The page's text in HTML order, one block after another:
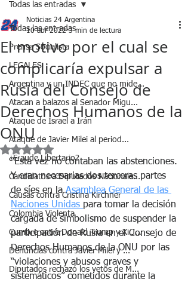
Todas las entradas
Prensa Socialista
LEGALES
Argentina y un INDEC que no mide...
Atacan a balazos al Senador Migu...
Ataque de Israel a Irán
Ataque de Javier Milei al period...
¿Fraude Libertario?
Candidatos a Diputados Nacionale...
Causas contra Cristina Kirchner
Colombia Violenta
Cumbre entre Donald Trump y Xi J...
Denuncias contra Javier Milei y ...
Diputados rechazó los vetos de M...
Todas las entradas
El motivo por el cual se
complicaría expulsar a
Rusia del Consejo de
Derechos Humanos de la
ONU
Noticias 24 Argentina
10 abr 2022 3 min de lectura
Obtuvo NaN de 5 estrellas.
“Esta vez no contaban las abstenciones.
Y eran necesarias dos terceras partes
de síes en la Asamblea General de las
Naciones Unidas para tomar la decisión
cargada de simbolismo de suspender la
participación de Rusia en el Consejo de
Derechos Humanos de la ONU por las
“violaciones y abusos graves y
sistemáticos” cometidos durante la